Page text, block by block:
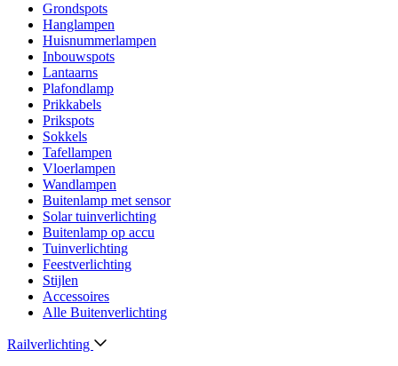
Grondspots
Hanglampen
Huisnummerlampen
Inbouwspots
Lantaarns
Plafondlamp
Prikkabels
Prikspots
Sokkels
Tafellampen
Vloerlampen
Wandlampen
Buitenlamp met sensor
Solar tuinverlichting
Buitenlamp op accu
Tuinverlichting
Feestverlichting
Stijlen
Accessoires
Alle Buitenverlichting
Railverlichting